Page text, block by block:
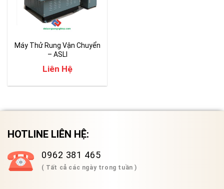
Máy Thử Rung Vận Chuyển
– ASLI
Liên Hệ
HOTLINE LIÊN HỆ:
0962 381 465
( Tất cả các ngày trong tuần )